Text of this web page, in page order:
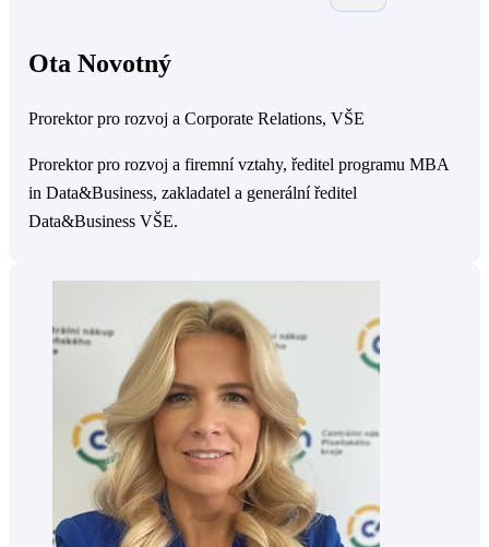
Ota Novotný
Prorektor pro rozvoj a Corporate Relations, VŠE
Prorektor pro rozvoj a firemní vztahy, ředitel programu MBA
in Data&Business, zakladatel a generální ředitel
Data&Business VŠE.